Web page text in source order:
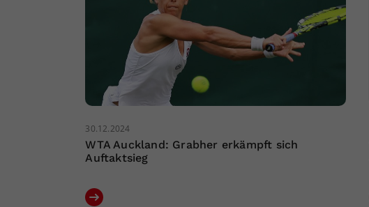
30.12.2024
WTA Auckland: Grabher erkämpft sich
Auftaktsieg